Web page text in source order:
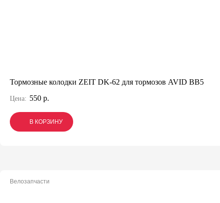
Тормозные колодки ZEIT DK-62 для тормозов AVID BB5
Цена: 550 р.
В КОРЗИНУ
В КОРЗИНУ
В КОРЗИНУ
Велозапчасти